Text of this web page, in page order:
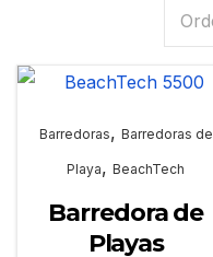
Barredoras, Barredoras de
Playa,BeachTech
Barredora de
Playas